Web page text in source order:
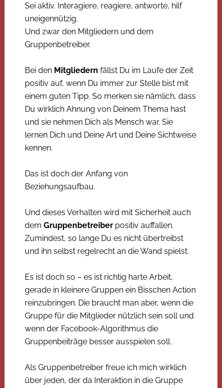
Sei aktiv. Interagiere, reagiere, antworte, hilf
uneigennützig.
Und zwar den Mitgliedern und dem
Gruppenbetreiber.
Bei den Mitgliedern fällst Du im Laufe der Zeit
positiv auf, wenn Du immer zur Stelle bist mit
einem guten Tipp. So merken sie nämlich, dass
Du wirklich Ahnung von Deinem Thema hast
und sie nehmen Dich als Mensch war. Sie
lernen Dich und Deine Art und Deine Sichtweise
kennen.
Das ist doch der Anfang von
Beziehungsaufbau.
Und dieses Verhalten wird mit Sicherheit auch
dem Gruppenbetreiberpositiv auffallen.
Zumindest, so lange Du es nicht übertreibst
und ihn selbst regelrecht an die Wand spielst.
Es ist doch so – es ist richtig harte Arbeit,
gerade in kleinere Gruppen ein Bisschen Action
reinzubringen. Die braucht man aber, wenn die
Gruppe für die Mitglieder nützlich sein soll und
wenn der Facebook-Algorithmus die
Gruppenbeiträge besser ausspielen soll.
Als Gruppenbetreiber freue ich mich wirklich
über jeden, der da Interaktion in die Gruppe